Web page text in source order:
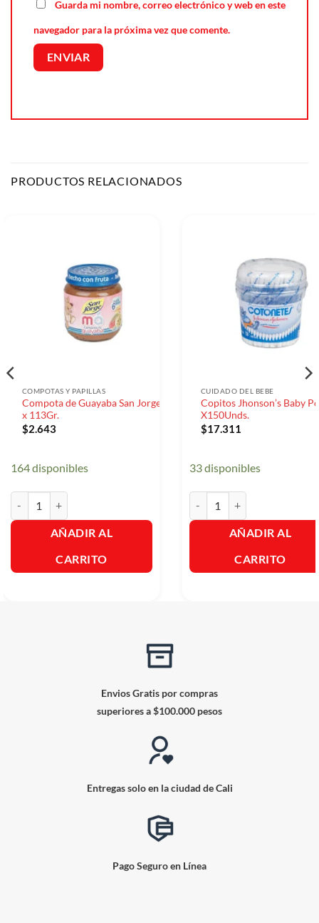
Guarda mi nombre, correo electrónico y web en este
navegador para la próxima vez que comente.
PRODUCTOS RELACIONADOS
COMPOTAS Y PAPILLAS
Compota de Guayaba San Jorge
x 113Gr.
$2.643
164 disponibles
AÑADIR AL
CARRITO
CUIDADO DEL BEBE
Copitos Jhonson’s Baby
X150Unds.
$17.311
33 disponibles
AÑADIR AL
CARRITO
Envios Gratis por compras
superiores a $100.000 pesos
Entregas solo en la ciudad de Cali
Pago Seguro en Línea